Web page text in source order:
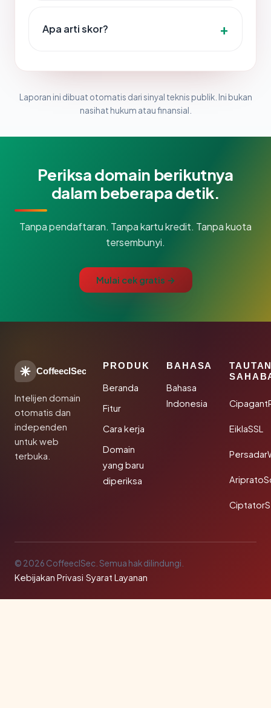
Apa arti skor?
Laporan ini dibuat otomatis dari sinyal teknis publik. Ini bukan
nasihat hukum atau finansial.
Periksa domain berikutnya
dalam beberapa detik.
Tanpa pendaftaran. Tanpa kartu kredit. Tanpa kuota
tersembunyi.
Mulai cek gratis →
CoffeeclSec
Intelijen domain
otomatis dan
independen
untuk web
terbuka.
PRODUK
Beranda
Fitur
Cara kerja
Domain
yang baru
diperiksa
BAHASA
Bahasa
Indonesia
EiklaSSL
© 2026 CoffeeclSec. Semua hak dilindungi.
Kebijakan Privasi·Syarat Layanan